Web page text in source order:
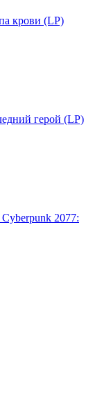
крови (LP)
герой (LP)
2077: